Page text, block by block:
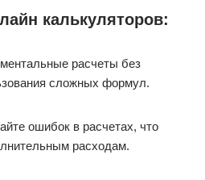
калькуляторов:
расчеты без
сложных формул.
ошибок в расчетах, что
расходам.